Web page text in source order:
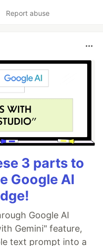
Report abuse
3 parts to
Google AI
Google AI
Gemini" feature,
text prompt into a